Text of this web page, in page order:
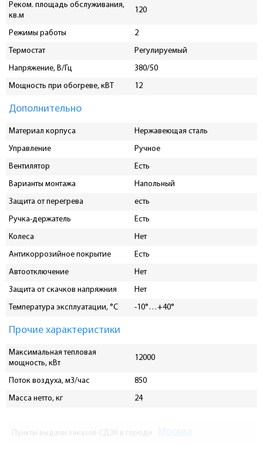
Реком. площадь обслуживания,
кв.м
120
Режимы работы
2
Термостат
Регулируемый
Напряжение, В/Гц
380/50
Мощность при обогреве, кВТ
12
Дополнительно
Материал корпуса
Нержавеющая сталь
Управление
Ручное
Вентилятор
Есть
Варианты монтажа
Напольный
Защита от перегрева
есть
Ручка-держатель
Есть
Колеса
Нет
Антикоррозийное покрытие
Есть
Автоотключение
Нет
Защита от скачков напряжния
Нет
Температура эксплуатации, °С
-10°…+40°
Прочие характеристики
Максимальная тепловая
мощность, кВт
12000
Поток воздуха, м3/час
850
Масса нетто, кг
24
Пункты выдачи заказов СДЭК в городе